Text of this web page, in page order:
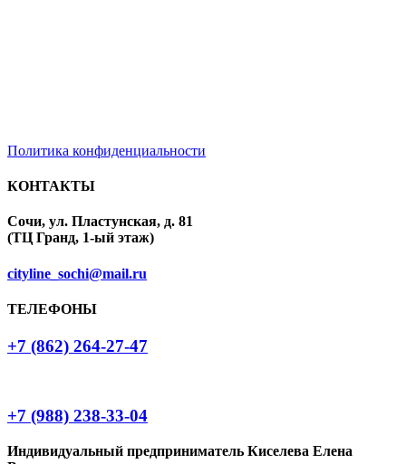
Политика конфиденциальности
КОНТАКТЫ
Сочи, ул. Пластунская, д. 81
(ТЦ Гранд, 1-ый этаж)
cityline_sochi@mail.ru
ТЕЛЕФОНЫ
+7 (862) 264-27-47
+7 (988) 238-33-04
Индивидуальный предприниматель Киселева Елена